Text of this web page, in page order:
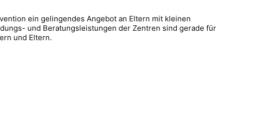
ein gelingendes Angebot an Eltern mit kleinen
und Beratungsleistungen der Zentren sind gerade für
und Eltern.